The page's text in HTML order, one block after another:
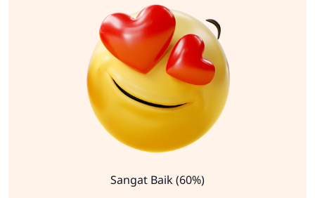
Sangat Baik (60%)